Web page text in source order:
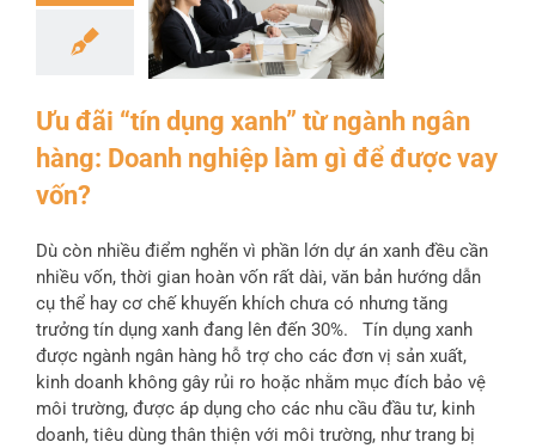
Ưu đãi “tín dụng xanh” từ ngành ngân
hàng: Doanh nghiệp làm gì để được vay
vốn?
Dù còn nhiều điểm nghẽn vì phần lớn dự án xanh đều cần
nhiều vốn, thời gian hoàn vốn rất dài, văn bản hướng dẫn
cụ thể hay cơ chế khuyến khích chưa có nhưng tăng
trưởng tín dụng xanh đang lên đến 30%. Tín dụng xanh
được ngành ngân hàng hỗ trợ cho các đơn vị sản xuất,
kinh doanh không gây rủi ro hoặc nhằm mục đích bảo vệ
môi trường, được áp dụng cho các nhu cầu đầu tư, kinh
doanh, tiêu dùng thân thiện với môi trường, như trang bị